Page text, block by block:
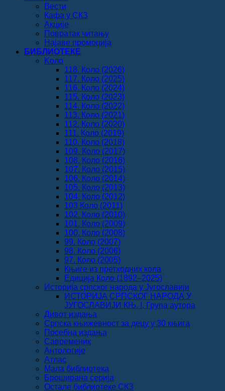
Вести
Кафа у СКЗ
Акције
Повратак читању
Најаве промоција
БИБЛИОТЕКЕ
Koло
118. Коло (2026)
117. Коло (2025)
116. Коло (2024)
115. Коло (2023)
114. Коло (2022)
113. Коло (2021)
112. Коло (2020)
111. Коло (2019)
110. Коло (2018)
109. Коло (2017)
108. Коло (2016)
107. Коло (2015)
106. Коло (2014)
105. Коло (2013)
104. Коло (2012)
103 Коло (2011)
102. Коло (2010)
101. Коло (2009)
100. Коло (2008)
99. Коло (2007)
98. Коло (2006)
97. Коло (2005)
Књиге из претходних кола
Едиција Коло (1892‒2025)
Историја српског народа у Југославији
ИСТОРИЈА СРПСКОГ НАРОДА У
ЈУГОСЛАВИЈИ КЊ. I, Група аутора
Дивот издања
Српска књижевност за децу у 30 књига
Посебна издања
Савременик
Антологије
Атлас
Мала библиотека
Броширана серија
Остале библиотеке СКЗ